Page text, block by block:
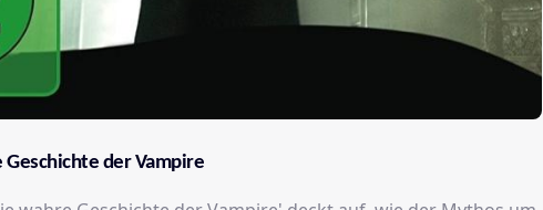
Geschichte der Vampire